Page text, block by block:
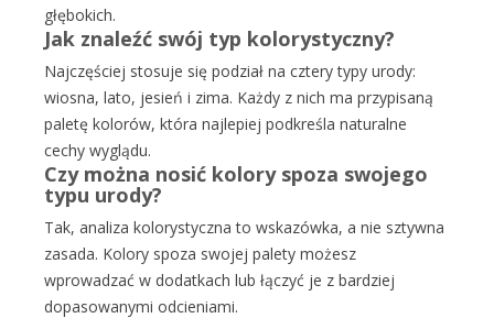
głębokich.
Jak znaleźć swój typ kolorystyczny?
Najczęściej stosuje się podział na cztery typy urody:
wiosna, lato, jesień i zima. Każdy z nich ma przypisaną
paletę kolorów, która najlepiej podkreśla naturalne
cechy wyglądu.
Czy można nosić kolory spoza swojego
typu urody?
Tak, analiza kolorystyczna to wskazówka, a nie sztywna
zasada. Kolory spoza swojej palety możesz
wprowadzać w dodatkach lub łączyć je z bardziej
dopasowanymi odcieniami.